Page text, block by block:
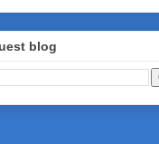
blog